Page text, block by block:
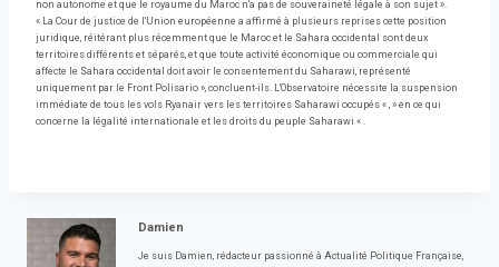
non autonome et que le royaume du Maroc n'a pas de souveraineté légale à son sujet ».
« La Cour de justice de l'Union européenne a affirmé à plusieurs reprises cette position
juridique, réitérant plus récemment que le Maroc et le Sahara occidental sont deux
territoires différents et séparés, et que toute activité économique ou commerciale qui
affecte le Sahara occidental doit avoir le consentement du Saharawi, représenté
uniquement par le Front Polisario », concluent-ils. L'Observatoire nécessite la suspension
immédiate de tous les vols Ryanair vers les territoires Saharawi occupés « , » en ce qui
concerne la légalité internationale et les droits du peuple Saharawi « .
Damien
Je suis Damien, rédacteur passionné à Actualité Politique Française,